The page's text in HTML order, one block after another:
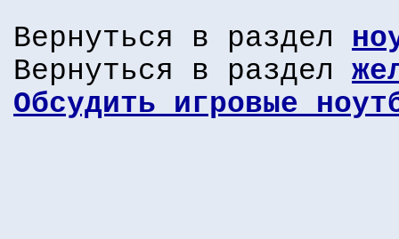
Вернуться в раздел
Вернуться в раздел
Обсудить игровые